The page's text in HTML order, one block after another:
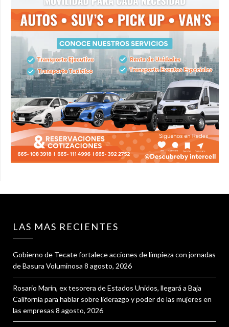
LAS MAS RECIENTES
Gobierno de Tecate fortalece acciones de limpieza con jornadas
de Basura Voluminosa 8 agosto, 2026
Rosario Marín, ex tesorera de Estados Unidos, llegará a Baja
California para hablar sobre liderazgo y poder de las mujeres en
las empresas 8 agosto, 2026